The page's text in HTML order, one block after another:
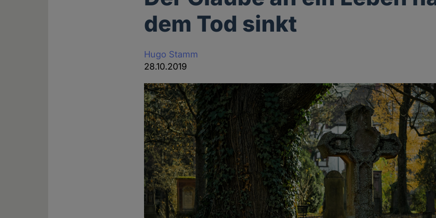
dem Tod sinkt
Hugo Stamm
28.10.2019